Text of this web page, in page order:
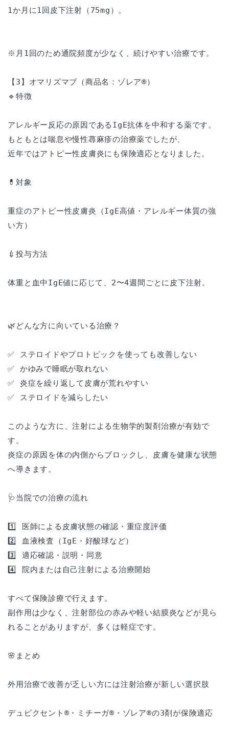
1か月に1回皮下注射（75mg）。
※月1回のため通院頻度が少なく、続けやすい治療です。
【3】オマリズマブ（商品名：ゾレア®）
🔹特徴
アレルギー反応の原因であるIgE抗体を中和する薬です。
もともとは喘息や慢性蕁麻疹の治療薬でしたが、
近年ではアトピー性皮膚炎にも保険適応となりました。
💊対象
重症のアトピー性皮膚炎（IgE高値・アレルギー体質の強
い方）
💉投与方法
体重と血中IgE値に応じて、2〜4週間ごとに皮下注射。
🌿どんな方に向いている治療？
✅ ステロイドやプロトピックを使っても改善しない
✅ かゆみで睡眠が取れない
✅ 炎症を繰り返して皮膚が荒れやすい
✅ ステロイドを減らしたい
このような方に、注射による生物学的製剤治療が有効で
す。
炎症の原因を体の内側からブロックし、皮膚を健康な状態
へ導きます。
🩺当院での治療の流れ
1️⃣ 医師による皮膚状態の確認・重症度評価
2️⃣ 血液検査（IgE・好酸球など）
3️⃣ 適応確認・説明・同意
4️⃣ 院内または自己注射による治療開始
すべて保険診療で行えます。
副作用は少なく、注射部位の赤みや軽い結膜炎などが見ら
れることがありますが、多くは軽症です。
🌸まとめ
外用治療で改善が乏しい方には注射治療が新しい選択肢
デュピクセント®・ミチーガ®・ゾレア®の3剤が保険適応